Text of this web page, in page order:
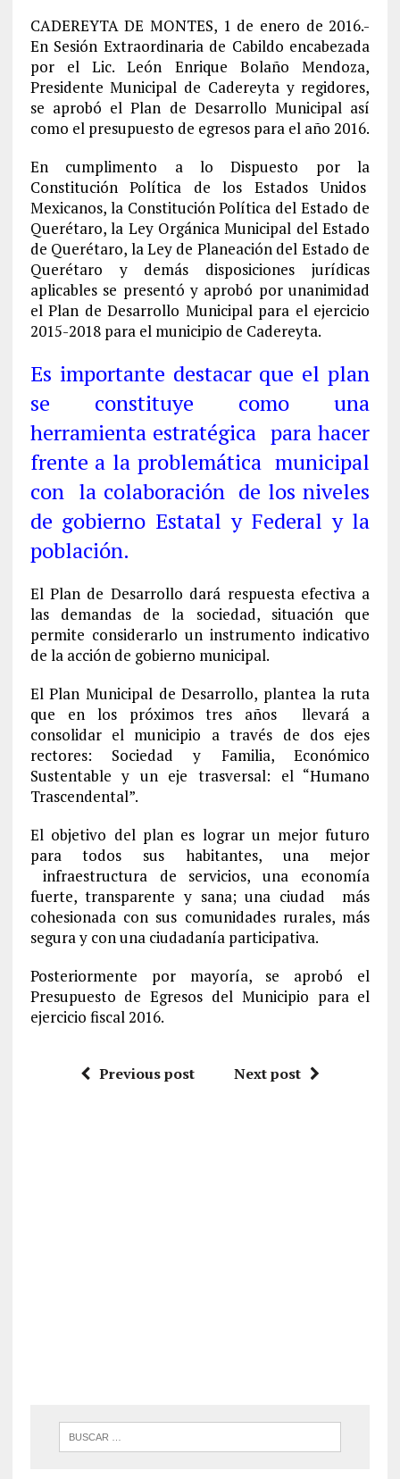
CADEREYTA DE MONTES, 1 de enero de 2016.-
En Sesión Extraordinaria de Cabildo encabezada
por el Lic. León Enrique Bolaño Mendoza,
Presidente Municipal de Cadereyta y regidores,
se aprobó el Plan de Desarrollo Municipal así
como el presupuesto de egresos para el año 2016.
En cumplimento a lo Dispuesto por la
Constitución Política de los Estados Unidos
Mexicanos, la Constitución Política del Estado de
Querétaro, la Ley Orgánica Municipal del Estado
de Querétaro, la Ley de Planeación del Estado de
Querétaro y demás disposiciones jurídicas
aplicables se presentó y aprobó por unanimidad
el Plan de Desarrollo Municipal para el ejercicio
2015-2018 para el municipio de Cadereyta.
Es importante destacar que el plan
se constituye como una
herramienta estratégica para hacer
frente a la problemática municipal
con la colaboración de los niveles
de gobierno Estatal y Federal y la
población.
El Plan de Desarrollo dará respuesta efectiva a
las demandas de la sociedad, situación que
permite considerarlo un instrumento indicativo
de la acción de gobierno municipal.
El Plan Municipal de Desarrollo, plantea la ruta
que en los próximos tres años llevará a
consolidar el municipio a través de dos ejes
rectores: Sociedad y Familia, Económico
Sustentable y un eje trasversal: el “Humano
Trascendental”.
El objetivo del plan es lograr un mejor futuro
para todos sus habitantes, una mejor
infraestructura de servicios, una economía
fuerte, transparente y sana; una ciudad más
cohesionada con sus comunidades rurales, más
segura y con una ciudadanía participativa.
Posteriormente por mayoría, se aprobó el
Presupuesto de Egresos del Municipio para el
ejercicio fiscal 2016.
Previous post Next post